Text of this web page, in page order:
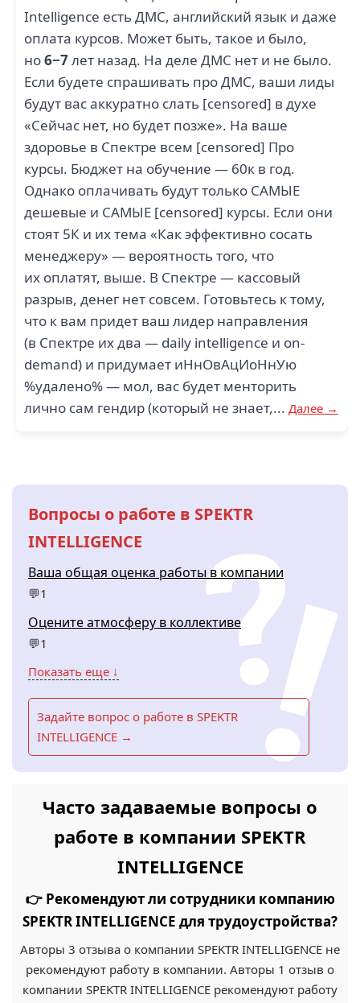
Intelligence есть ДМС, английский язык и даже
оплата курсов. Может быть, такое и было,
но6−7лет назад. На деле ДМС нет и не было.
Если будете спрашивать про ДМС, ваши лиды
будут вас аккуратно слать [censored] в духе
«Сейчас нет, но будет позже». На ваше
здоровье в Спектре всем [censored] Про
курсы. Бюджет на обучение — 60к в год.
Однако оплачивать будут только САМЫЕ
дешевые и САМЫЕ [censored] курсы. Если они
стоят 5К и их тема «Как эффективно сосать
менеджеру» — вероятность того, что
их оплатят, выше. В Спектре — кассовый
разрыв, денег нет совсем. Готовьтесь к тому,
что к вам придет ваш лидер направления
(в Спектре их два — daily intelligence и on-
demand) и придумает иНнОвАцИоНнУю
%удалено% — мол, вас будет менторить
лично сам гендир (который не знает,... Далее →
Вопросы о работе в SPEKTR
INTELLIGENCE
Ваша общая оценка работы в компании
💬1
Оцените атмосферу в коллективе
💬1
Показать еще ↓
Задайте вопрос о работе в SPEKTR
INTELLIGENCE →
Часто задаваемые вопросы о
работе в компании SPEKTR
INTELLIGENCE
👉 Рекомендуют ли сотрудники компанию
SPEKTR INTELLIGENCE для трудоустройства?
Авторы 3 отзыва о компании SPEKTR INTELLIGENCE не
рекомендуют работу в компании. Авторы 1 отзыв о
компании SPEKTR INTELLIGENCE рекомендуют работу